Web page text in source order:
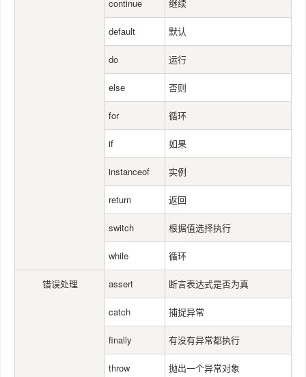
continue 继续
default 默认
do 运行
else 否则
for 循环
if 如果
instanceof 实例
return 返回
switch 根据值选择执行
while 循环
错误处理 assert 断言表达式是否为真
catch 捕捉异常
finally 有没有异常都执行
throw 抛出一个异常对象